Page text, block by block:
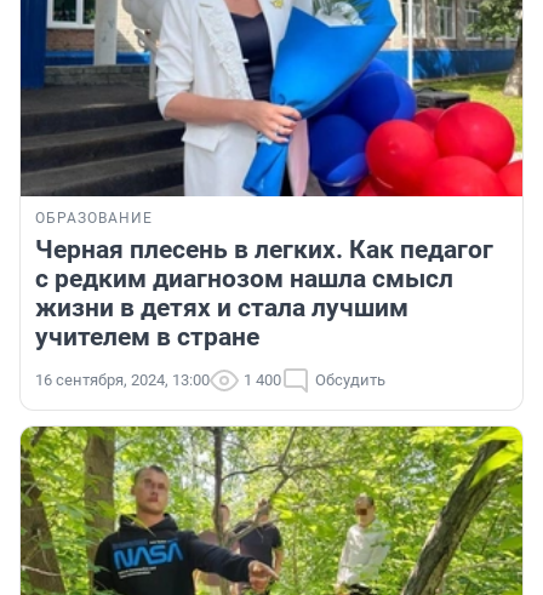
ОБРАЗОВАНИЕ
Черная плесень в легких. Как педагог
с редким диагнозом нашла смысл
жизни в детях и стала лучшим
учителем в стране
16 сентября, 2024, 13:00 1 400 Обсудить